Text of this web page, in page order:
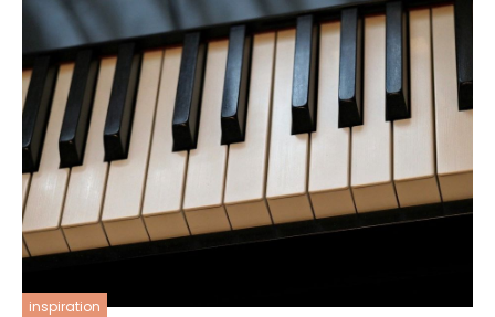
inspiration